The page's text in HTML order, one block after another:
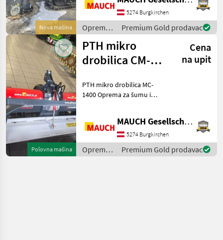
Nova mašina
5274 Burgkirchen
Oprema
za šumu i
obradu
drveta /
Prinoth
Premium Gold prodavac
Polovna mašina
PTH mikro
drobilica CM-
Cena
na upit
PTH mikro drobilica MC-
1400 Oprema za šumu i
MAUCH Gesellschaft m.b.H. & Co.KG
5274 Burgkirchen
Oprema
za šumu i
Premium Gold prodavac